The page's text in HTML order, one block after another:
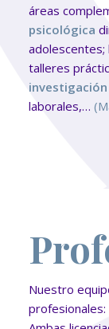
áreas
psicológica
adolescentes;
talleres
laborales,…
Nuestro
profesionales: